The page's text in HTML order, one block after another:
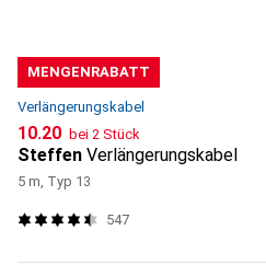
MENGENRABATT
Verlängerungskabel
CHF
10.20 bei 2 Stück
Steffen Verlängerungskabel
5 m, Typ 13
547